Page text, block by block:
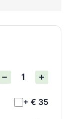
+ € 35